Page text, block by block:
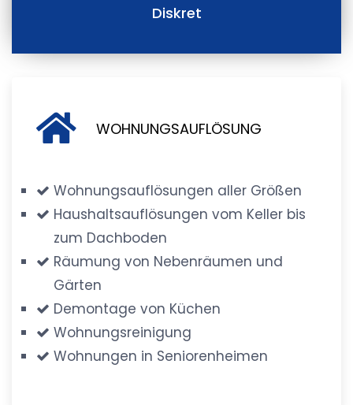
Diskret
WOHNUNGSAUFLÖSUNG
Wohnungsauflösungen aller Größen
Haushaltsauflösungen vom Keller bis
zum Dachboden
Räumung von Nebenräumen und
Gärten
Demontage von Küchen
Wohnungsreinigung
Wohnungen in Seniorenheimen